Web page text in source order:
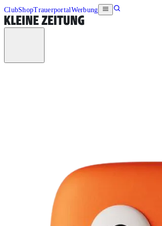
ClubShopTrauerportalWerbung